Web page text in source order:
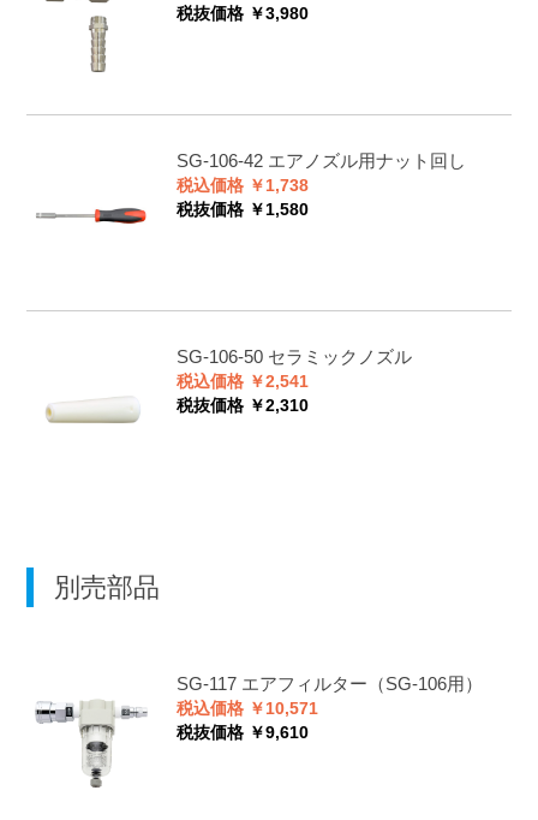
税抜価格 ￥3,980
SG-106-42 エアノズル用ナット回し
税込価格 ￥1,738
税抜価格 ￥1,580
SG-106-50 セラミックノズル
税込価格 ￥2,541
税抜価格 ￥2,310
別売部品
SG-117 エアフィルター（SG-106用）
税込価格 ￥10,571
税抜価格 ￥9,610